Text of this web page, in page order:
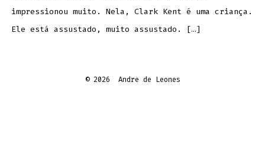
impressionou muito. Nela, Clark Kent é uma criança.
Ele está assustado, muito assustado. […]
© 2026 Andre de Leones